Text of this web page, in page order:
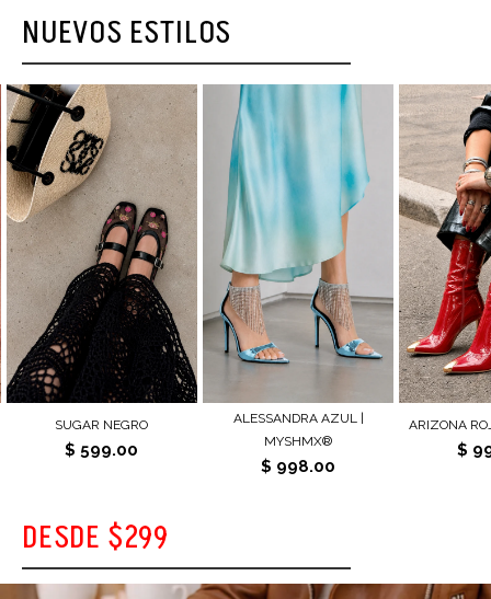
NUEVOS ESTILOS
ARIZONA ROJO | MYSHMX®
$ 998.00
KENDRA PLATA | MYSHMX®
$ 798.00
ROSABELLE
$
DESDE $299